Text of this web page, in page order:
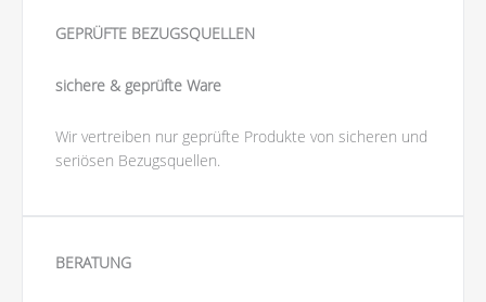
GEPRÜFTE BEZUGSQUELLEN
sichere & geprüfte Ware
Wir vertreiben nur geprüfte Produkte von sicheren und
seriösen Bezugsquellen.
BERATUNG